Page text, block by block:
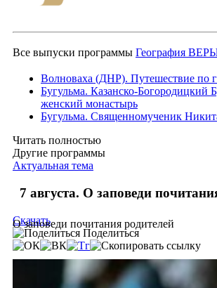
Все выпуски программы География
Волноваха (ДНР). Путешествие по
Бугульма. Казанско-Богородицкий
женский монастырь
Бугульма. Священномученик
Читать полностью
Другие программы
Актуальная тема
7 августа. О заповеди
О заповеди почитания родителей
Скачать
Поделиться